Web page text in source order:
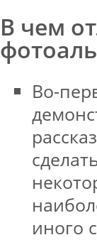
В чем
Во-
иного